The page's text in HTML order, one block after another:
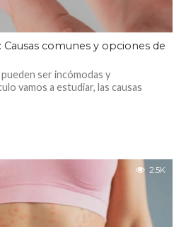
comunes y opciones de
ser incómodas y
vamos a estudiar, las causas
2.5K